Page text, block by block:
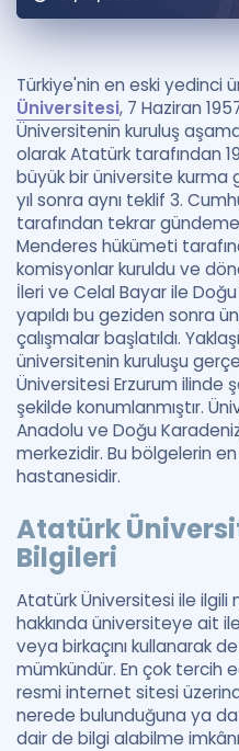
Puan Hesaplama
ÖSYM Sınav Takvimi
Kampanyalar
Blog
İngilizce Gramer
Türkiye'nin en eski yedinci
Üniversitesi, 7 Haziran
Üniversitenin kuruluş
olarak Atatürk tarafından
büyük bir üniversite kurma
yıl sonra aynı teklif 3.
tarafından tekrar
Menderes hükümeti
komisyonlar kuruldu ve
İleri ve Celal Bayar ile
yapıldı bu geziden sonra
çalışmalar başlatıldı.
üniversitenin kuruluşu
Üniversitesi Erzurum ilinde
şekilde konumlanmıştır.
Anadolu ve Doğu
merkezidir. Bu bölgelerin
hastanesidir.
Atatürk
Bilgileri
Atatürk Üniversitesi ile ilgili
hakkında üniversiteye ait
veya birkaçını kullanarak
mümkündür. En çok tercih
resmi internet sitesi
nerede bulunduğuna ya
dair de bilgi alabilme